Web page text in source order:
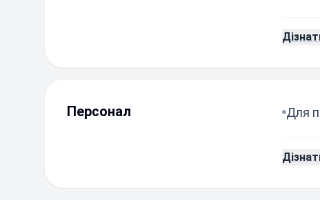
Персонал Для